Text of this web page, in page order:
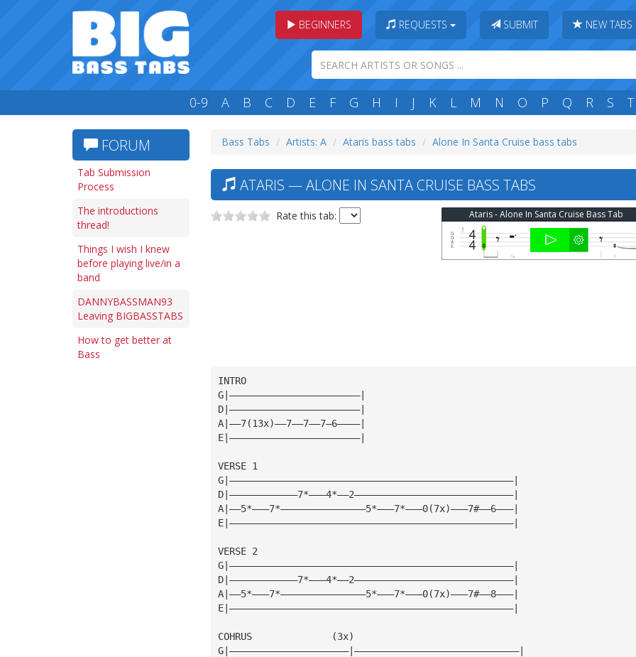
BEGINNERS REQUESTS SUBMIT NEW TABS
0-9 A B C D E F G H I J K L M N O P Q R S T
FORUM
Tab Submission
Process
The introductions
thread!
Things I wish I knew
before playing live/in a
band
DANNYBASSMAN93
Leaving BIGBASSTABS
How to get better at
Bass
Bass Tabs Artists: A Ataris bass tabs Alone In Santa Cruise bass tabs
ATARIS — ALONE IN SANTA CRUISE BASS TABS
Rate this tab: Ataris - Alone In Santa Cruise Bass Tab
INTRO
G|———————————————————————|
D|———————————————————————|
A|——7(13x)——7——7——7—6————|
E|———————————————————————|
VERSE 1
G|——————————————————————————————————————————————————|
D|————————————7*———4*——2————————————————————————————|
A|——5*———7*———————————————5*———7*———0(7x)———7#——6———|
E|——————————————————————————————————————————————————|
VERSE 2
G|——————————————————————————————————————————————————|
D|————————————7*———4*——2————————————————————————————|
A|——5*———7*———————————————5*———7*———0(7x)———7#——8———|
E|——————————————————————————————————————————————————|
COHRUS              (3x)
G|—————————————————————|—————————————————————————————|